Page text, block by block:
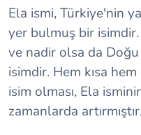
Ela ismi, Türkiye'nin
yer bulmuş bir
ve nadir olsa da
isimdir. Hem kısa
isim olması, Ela
zamanlarda artırmıştır.